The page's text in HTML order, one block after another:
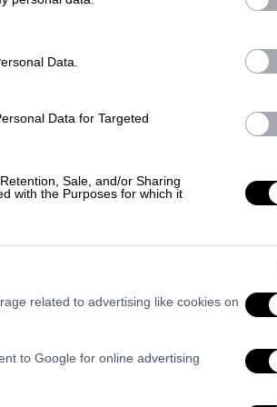
Data.
Data for Targeted
Sale, and/or Sharing
with the Purposes for which it
related to advertising like cookies on
to Google for online advertising
14:35
φτωχών» - Επαιρνε
Θεό ότι δεν θα
σεντ από έναν φτωχό
τους ενδεείς». Ο
κράτησε την
πνοή!